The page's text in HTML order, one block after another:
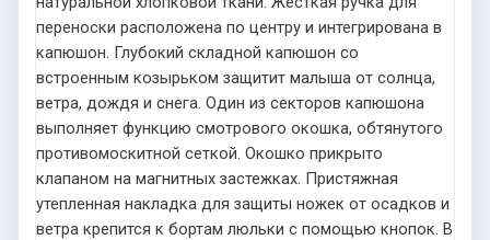
переноски расположена по центру и интегрирована в
капюшон. Глубокий складной капюшон со
встроенным козырьком защитит малыша от солнца,
ветра, дождя и снега. Один из секторов капюшона
выполняет функцию смотрового окошка, обтянутого
противомоскитной сеткой. Окошко прикрыто
клапаном на магнитных застежках. Пристяжная
утепленная накладка для защиты ножек от осадков и
ветра крепится к бортам люльки с помощью кнопок. В